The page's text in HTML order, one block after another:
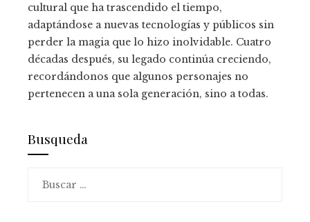
cultural que ha trascendido el tiempo,
adaptándose a nuevas tecnologías y públicos sin
perder la magia que lo hizo inolvidable. Cuatro
décadas después, su legado continúa creciendo,
recordándonos que algunos personajes no
pertenecen a una sola generación, sino a todas.
Busqueda